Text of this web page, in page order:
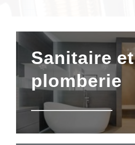
Sanitaire et
plomberie